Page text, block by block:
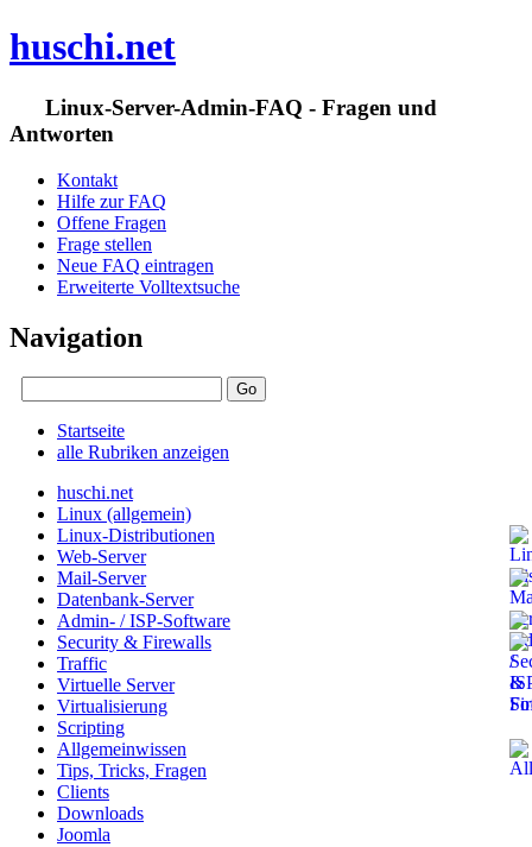
huschi.net
Linux-Server-Admin-FAQ - Fragen und
Antworten
Kontakt
Hilfe zur FAQ
Offene Fragen
Frage stellen
Neue FAQ eintragen
Erweiterte Volltextsuche
Navigation
Startseite
alle Rubriken anzeigen
huschi.net
Linux (allgemein)
Linux-Distributionen
Web-Server
Mail-Server
Datenbank-Server
Admin- / ISP-Software
Security & Firewalls
Traffic
Virtuelle Server
Virtualisierung
Scripting
Allgemeinwissen
Tips, Tricks, Fragen
Clients
Downloads
Joomla